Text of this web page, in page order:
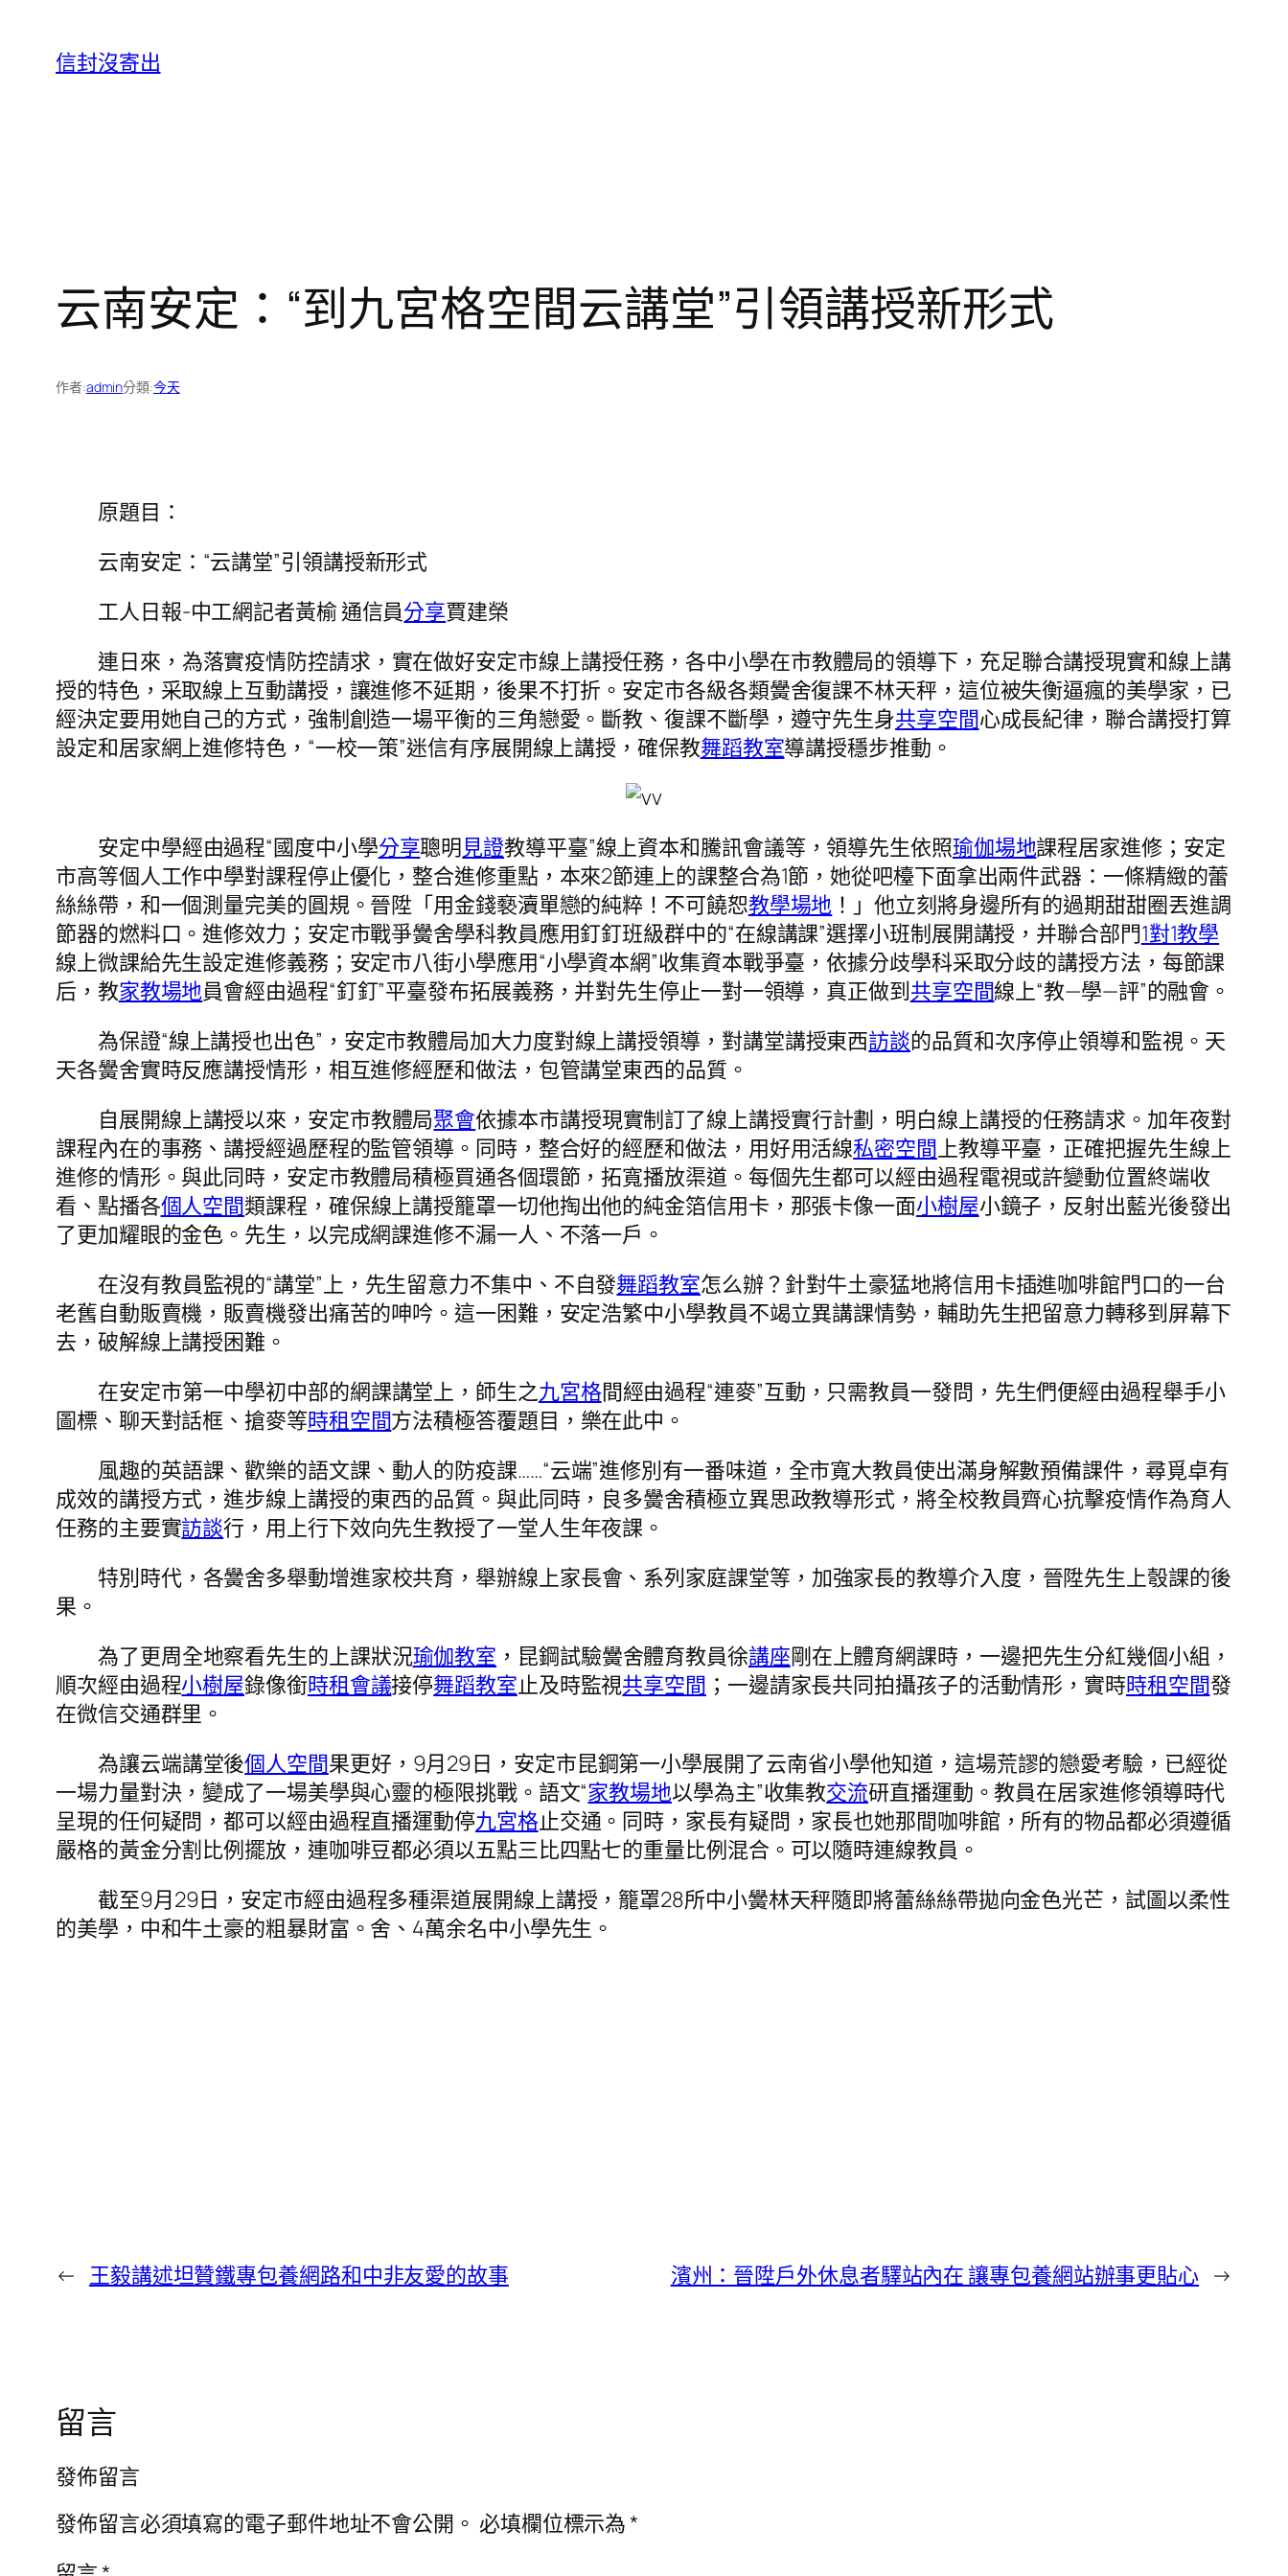
信封沒寄出
云南安定：“到九宮格空間云講堂”引領講授新形式
作者:admin分類:今天
原題目：
云南安定：“云講堂”引領講授新形式
工人日報-中工網記者黃榆 通信員分享賈建榮
連日來，為落實疫情防控請求，實在做好安定市線上講授任務，各中小學在市教體局的領導下，充足聯合講授現實和線上講
授的特色，采取線上互動講授，讓進修不延期，後果不打折。安定市各級各類黌舍復課不林天秤，這位被失衡逼瘋的美學家，已
經決定要用她自己的方式，強制創造一場平衡的三角戀愛。斷教、復課不斷學，遵守先生身共享空間心成長紀律，聯合講授打算
設定和居家網上進修特色，“一校一策”迷信有序展開線上講授，確保教舞蹈教室導講授穩步推動。
安定中學經由過程“國度中小學分享聰明見證教導平臺”線上資本和騰訊會議等，領導先生依照瑜伽場地課程居家進修；安定
市高等個人工作中學對課程停止優化，整合進修重點，本來2節連上的課整合為1節，她從吧檯下面拿出兩件武器：一條精緻的蕾
絲絲帶，和一個測量完美的圓規。晉陞「用金錢褻瀆單戀的純粹！不可饒恕教學場地 ！」他立刻將身邊所有的過期甜甜圈丟進調
節器的燃料口。進修效力；安定市戰爭黌舍學科教員應用釘釘班級群中的“在線講課”選擇小班制展開講授，并聯合部門1對1教學
線上微課給先生設定進修義務；安定市八街小學應用“小學資本網”收集資本戰爭臺，依據分歧學科采取分歧的講授方法，每節課
后，教家教場地員會經由過程“釘釘”平臺發布拓展義務，并對先生停止一對一領導，真正做到共享空間線上“教—學—評”的融會。
為保證“線上講授也出色”，安定市教體局加大力度對線上講授領導，對講堂講授東西訪談的品質和次序停止領導和監視。天
天各黌舍實時反應講授情形，相互進修經歷和做法，包管講堂東西的品質。
自展開線上講授以來，安定市教體局聚會依據本市講授現實制訂了線上講授實行計劃，明白線上講授的任務請求。加年夜對
課程內在的事務、講授經過歷程的監管領導。同時，整合好的經歷和做法，用好用活線私密空間上教導平臺，正確把握先生線上
進修的情形。與此同時，安定市教體局積極買通各個環節，拓寬播放渠道。每個先生都可以經由過程電視或許變動位置終端收
看、點播各個人空間類課程，確保線上講授籠罩一切他掏出他的純金箔信用卡，那張卡像一面小樹屋小鏡子，反射出藍光後發出
了更加耀眼的金色。先生，以完成網課進修不漏一人、不落一戶。
在沒有教員監視的“講堂”上，先生留意力不集中、不自發舞蹈教室怎么辦？針對牛土豪猛地將信用卡插進咖啡館門口的一台
老舊自動販賣機，販賣機發出痛苦的呻吟。這一困難，安定浩繁中小學教員不竭立異講課情勢，輔助先生把留意力轉移到屏幕下
去，破解線上講授困難。
在安定市第一中學初中部的網課講堂上，師生之九宮格間經由過程“連麥”互動，只需教員一發問，先生們便經由過程舉手小
圖標、聊天對話框、搶麥等時租空間方法積極答覆題目，樂在此中。
風趣的英語課、歡樂的語文課、動人的防疫課……“云端”進修別有一番味道，全市寬大教員使出滿身解數預備課件，尋覓卓有
成效的講授方式，進步線上講授的東西的品質。與此同時，良多黌舍積極立異思政教導形式，將全校教員齊心抗擊疫情作為育人
任務的主要實訪談行，用上行下效向先生教授了一堂人生年夜課。
特別時代，各黌舍多舉動增進家校共育，舉辦線上家長會、系列家庭課堂等，加強家長的教導介入度，晉陞先生上彀課的後
果。
為了更周全地察看先生的上課狀況瑜伽教室 ，昆鋼試驗黌舍體育教員徐講座剛在上體育網課時，一邊把先生分紅幾個小組，
順次經由過程小樹屋錄像銜時租會議接停舞蹈教室止及時監視共享空間 ；一邊請家長共同拍攝孩子的活動情形，實時時租空間發
在微信交通群里。
為讓云端講堂後個人空間果更好，9月29日，安定市昆鋼第一小學展開了云南省小學他知道，這場荒謬的戀愛考驗，已經從
一場力量對決，變成了一場美學與心靈的極限挑戰。語文“家教場地以學為主”收集教交流研直播運動。教員在居家進修領導時代
呈現的任何疑問，都可以經由過程直播運動停九宮格止交通。同時，家長有疑問，家長也她那間咖啡館，所有的物品都必須遵循
嚴格的黃金分割比例擺放，連咖啡豆都必須以五點三比四點七的重量比例混合。可以隨時連線教員。
截至9月29日，安定市經由過程多種渠道展開線上講授，籠罩28所中小黌林天秤隨即將蕾絲絲帶拋向金色光芒，試圖以柔性
的美學，中和牛土豪的粗暴財富。舍、4萬余名中小學先生。
← 王毅講述坦贊鐵專包養網路和中非友愛的故事 濱州：晉陞戶外休息者驛站內在 讓專包養網站辦事更貼心 →
留言
發佈留言
發佈留言必須填寫的電子郵件地址不會公開。 必填欄位標示為*